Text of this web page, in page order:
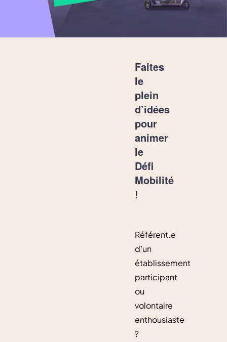
Faites
le
plein
d’idées
pour
animer
le
Défi
Mobilité
!
Référent.e
d’un
établissement
participant
ou
volontaire
enthousiaste
?